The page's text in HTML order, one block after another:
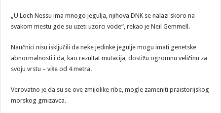
„U Loch Nessu ima mnogo jegulja, njihova DNK se nalazi skoro na
svakom mestu gde su uzeti uzorci vode“, rekao je Neil Gemmell.
Naučnici nisu isključili da neke jedinke jegulje mogu imati genetske
abnormalnosti i da, kao rezultat mutacija, dostižu ogromnu veličinu za
svoju vrstu – više od 4 metra.
Verovatno je da su se ove zmijolike ribe, mogle zameniti praistorijskog
morskog gmizavca.